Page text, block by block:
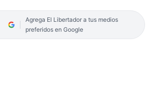
Agrega El Libertador a tus medios
preferidos en Google